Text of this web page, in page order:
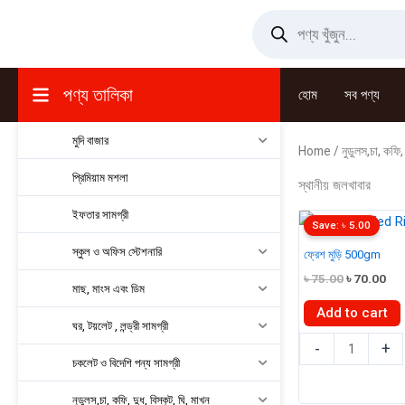
search
পণ্য তালিকা হোম সব পণ্য
মুদি বাজার
প্রিমিয়াম মশলা
ইফতার সামগ্রী
স্কুল ও অফিস স্টেশনারি
মাছ, মাংস এবং ডিম
ঘর, টয়লেট , লন্ড্রী সামগ্রী
চকলেট ও বিদেশি পন্য সামগ্রী
নুডুলস,চা, কফি, দুধ, বিস্কুট, ঘি, মাখন
Home / নুডুলস,চা, কফি,
স্থানীয় জলখাবার
ফ্রেশ মুড়ি 500gm
৳75.00Original
was:
৳ 75.00.
৳70.00
is:
৳
Save:৳5.00
Add to cart
-
মুড়ি
+